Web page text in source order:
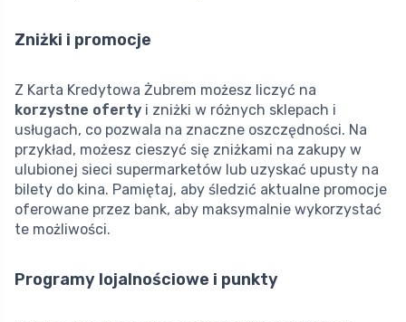
Zniżki i promocje
Z Karta Kredytowa Żubrem możesz liczyć na
korzystne oferty i zniżki w różnych sklepach i
usługach, co pozwala na znaczne oszczędności. Na
przykład, możesz cieszyć się zniżkami na zakupy w
ulubionej sieci supermarketów lub uzyskać upusty na
bilety do kina. Pamiętaj, aby śledzić aktualne promocje
oferowane przez bank, aby maksymalnie wykorzystać
te możliwości.
Programy lojalnościowe i punkty